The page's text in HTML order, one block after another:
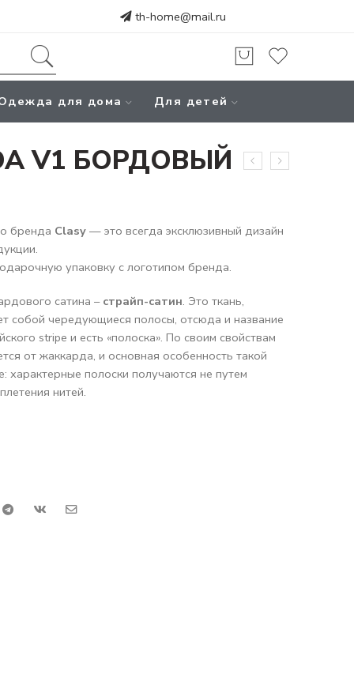
th-home@mail.ru
для дома Для детей
V1 БОРДОВЫЙ
бренда Clasy — это всегда эксклюзивный дизайн
упаковку с логотипом бренда.
сатина – страйп-сатин. Это ткань,
собой чередующиеся полосы, отсюда и название
stripe и есть «полоска». По своим свойствам
от жаккарда, и основная особенность такой
характерные полоски получаются не путем
нитей.